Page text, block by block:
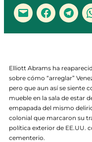
Elliott Abrams ha
sobre cómo “arreglar”
pero que aun así se siente
mueble en la sala de estar
empapada del mismo
colonial que marcaron su
política exterior de EE.UU.
cementerio.